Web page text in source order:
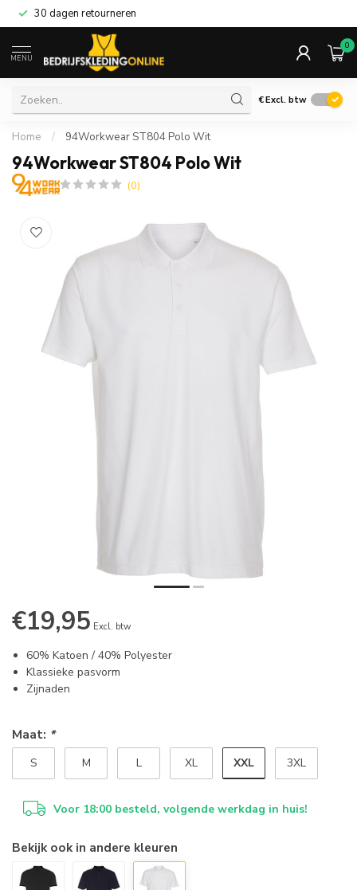
30 dagen retourneren
MENU
0
€Excl. btw
Home / 94Workwear ST804 Polo Wit
94Workwear ST804 Polo Wit
(0)
€19,95 Excl. btw
60% Katoen / 40% Polyester
Klassieke pasvorm
Zijnaden
Maat: *
S M L XL XXL 3XL
Voor 18:00 besteld, volgende werkdag in huis!
Bekijk ook in andere kleuren